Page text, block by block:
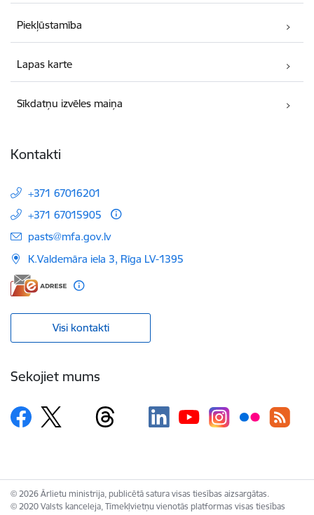
Piekļūstamība
Lapas karte
Sīkdatņu izvēles maiņa
Kontakti
+371 67016201
+371 67015905
E-pasts:
pasts@mfa.gov.lv
K.Valdemāra iela 3, Rīga LV-1395
Visi kontakti
Sekojiet mums
© 2026 Ārlietu ministrija, publicētā satura visas tiesības aizsargātas.
© 2020 Valsts kanceleja, Tīmekļvietņu vienotās platformas visas tiesības